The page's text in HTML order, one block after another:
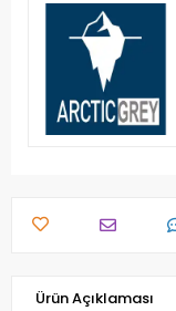
Ürün Açıklaması